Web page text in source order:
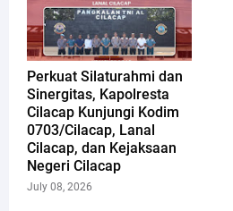
Perkuat Silaturahmi dan
Sinergitas, Kapolresta
Cilacap Kunjungi Kodim
0703/Cilacap, Lanal
Cilacap, dan Kejaksaan
Negeri Cilacap
July 08, 2026